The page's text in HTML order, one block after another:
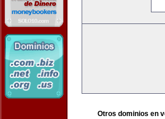
Otros dominios en